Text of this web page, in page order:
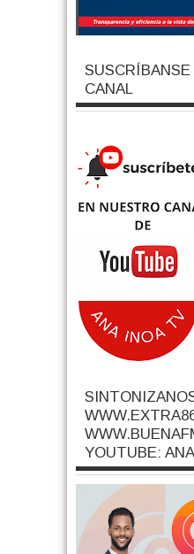
CANAL
YOUTUBE: